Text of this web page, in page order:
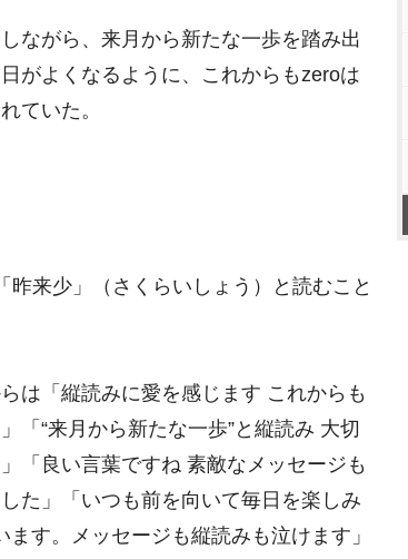
ながら、来月から新たな一歩を踏み出
がよくなるように、これからもzeroは
ていた。
来少」（さくらいしょう）と読むこと
は「縦読みに愛を感じます これからも
「“来月から新たな一歩”と縦読み 大切
「良い言葉ですね 素敵なメッセージも
た」「いつも前を向いて毎日を楽しみ
す。メッセージも縦読みも泣けます」